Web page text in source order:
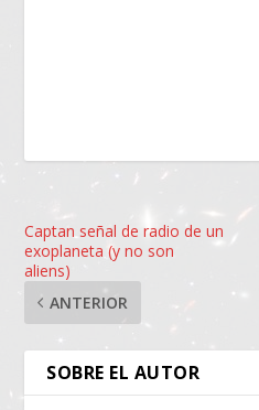
Captan señal de radio de un
exoplaneta (y no son
aliens)
ANTERIOR
SOBRE EL AUTOR